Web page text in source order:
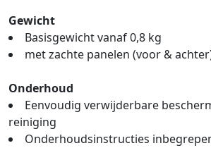
Gewicht
Basisgewicht vanaf 0,8 kg
met zachte panelen (voor &
Onderhoud
Eenvoudig verwijderbare
reiniging
Onderhoudsinstructies